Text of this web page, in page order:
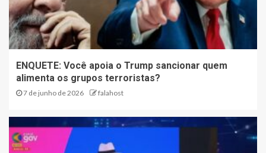
ENQUETE: Você apoia o Trump sancionar quem
alimenta os grupos terroristas?
7 de junho de 2026 falahost